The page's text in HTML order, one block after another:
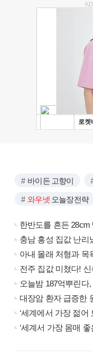
바이든 고향이
와우넷 오늘장전략
한반도를 흔든 28cm
충남 홍성 집값 난리
아내 몰래 처형과 목
전주 집값 미쳤다!
오늘밤 187억뿌린다
대장암 환자 급증한
‘세계에서 가장 젊어
‘세계서 가장 몸매